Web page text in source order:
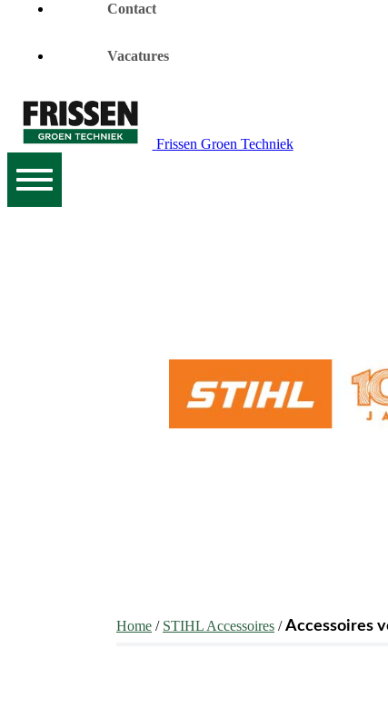
Contact
Vacatures
Frissen Groen Techniek
Home / STIHL Accessoires /Accessoires